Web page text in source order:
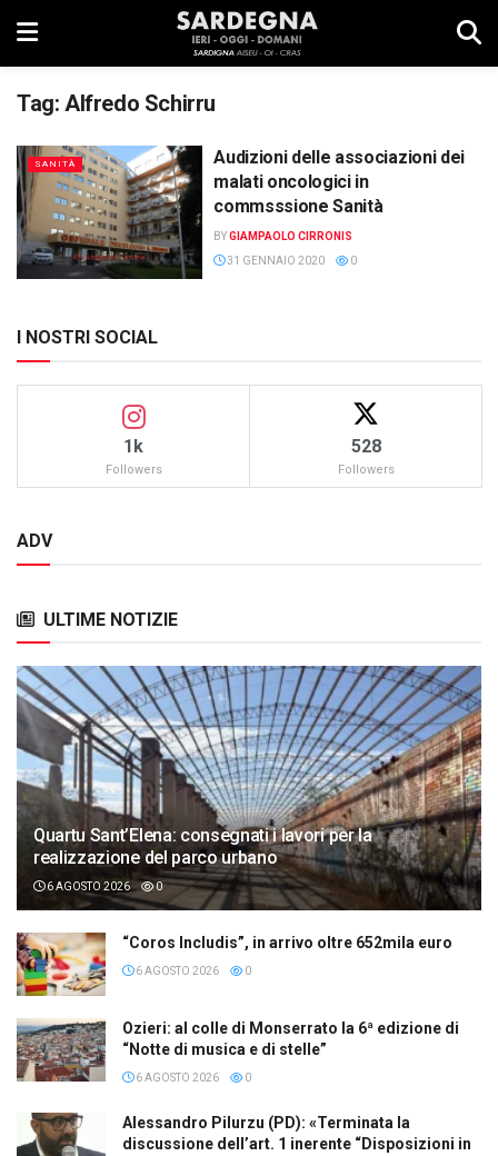
Tag: Alfredo Schirru
SANITÀ
Audizioni delle associazioni dei
malati oncologici in
commsssione Sanità
BYGIAMPAOLO CIRRONIS
31 GENNAIO 2020
0
I NOSTRI SOCIAL
1k
Followers
528
Followers
ADV
ULTIME NOTIZIE
Quartu Sant’Elena: consegnati i lavori per la
realizzazione del parco urbano
6 AGOSTO 2026 0
“Coros Includis”, in arrivo oltre 652mila euro
6 AGOSTO 2026 0
Ozieri: al colle di Monserrato la 6ª edizione di
“Notte di musica e di stelle”
6 AGOSTO 2026 0
Alessandro Pilurzu (PD): «Terminata la
discussione dell’art. 1 inerente “Disposizioni in